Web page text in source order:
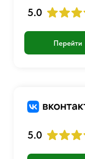
Аккаунт